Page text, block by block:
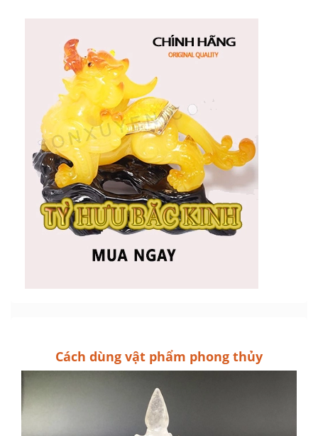
Cách dùng vật phẩm phong thủy